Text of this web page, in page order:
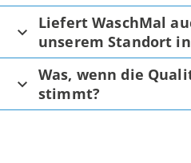
Liefert WaschMal
unserem Standort
Was, wenn die
stimmt?